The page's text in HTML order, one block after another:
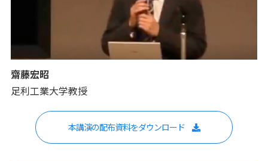
齋藤宏昭
足利工業大学教授
本講演の配布資料をダウンロード